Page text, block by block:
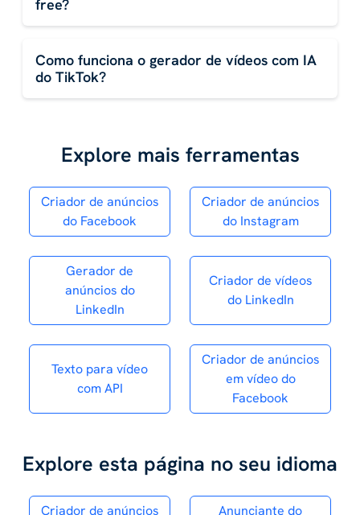
free?
Como funciona o gerador de vídeos com IA
do TikTok?
Explore mais ferramentas
Criador de anúncios
do Facebook
Criador de anúncios
do Instagram
Gerador de
anúncios do
LinkedIn
Criador de vídeos
do LinkedIn
Texto para vídeo
com API
Criador de anúncios
em vídeo do
Facebook
Explore esta página no seu idioma
Criador de anúncios Anunciante do